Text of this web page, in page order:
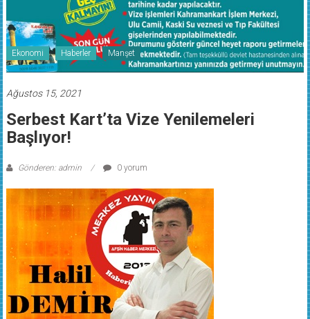
Ekonomi Haberler Manşet
Ağustos 15, 2021
Serbest Kart’ta Vize Yenilemeleri
Başlıyor!
Gönderen: admin 0 yorum